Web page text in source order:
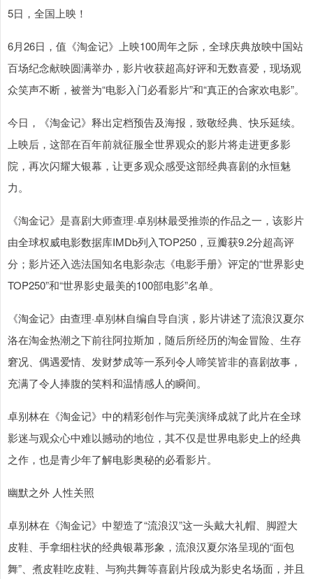
5日，全国上映！
6月26日，值《淘金记》上映100周年之际，全球庆典放映中国站
百场纪念献映圆满举办，影片收获超高好评和无数喜爱，现场观
众笑声不断，被誉为“电影入门必看影片”和“真正的合家欢电影”。
今日，《淘金记》释出定档预告及海报，致敬经典、快乐延续。
上映后，这部在百年前就征服全世界观众的影片将走进更多影
院，再次闪耀大银幕，让更多观众感受这部经典喜剧的永恒魅
力。
《淘金记》是喜剧大师查理·卓别林最受推崇的作品之一，该影片
由全球权威电影数据库IMDb列入TOP250，豆瓣获9.2分超高评
分；影片还入选法国知名电影杂志《电影手册》评定的“世界影史
TOP250”和“世界影史最美的100部电影”名单。
《淘金记》由查理·卓别林自编自导自演，影片讲述了流浪汉夏尔
洛在淘金热潮之下前往阿拉斯加，随后所经历的淘金冒险、生存
窘况、偶遇爱情、发财梦成等一系列令人啼笑皆非的喜剧故事，
充满了令人捧腹的笑料和温情感人的瞬间。
卓别林在《淘金记》中的精彩创作与完美演绎成就了此片在全球
影迷与观众心中难以撼动的地位，其不仅是世界电影史上的经典
之作，也是青少年了解电影奥秘的必看影片。
幽默之外 人性关照
卓别林在《淘金记》中塑造了“流浪汉”这一头戴大礼帽、脚蹬大
皮鞋、手拿细柱状的经典银幕形象，流浪汉夏尔洛呈现的“面包
舞”、煮皮鞋吃皮鞋、与狗共舞等喜剧片段成为影史名场面，并且